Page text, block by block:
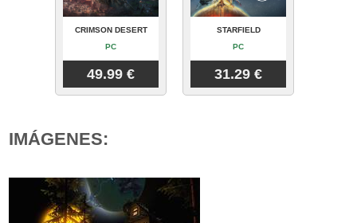
CRIMSON DESERT
PC
49.99 €
STARFIELD
PC
31.29 €
IMÁGENES: